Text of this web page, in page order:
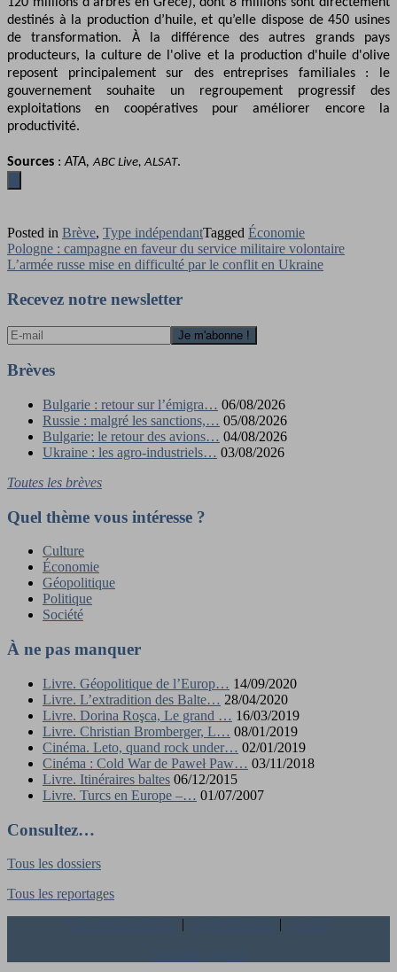
destinés à la production d’huile, et qu’elle dispose de 450 usines
de transformation. À la différence des autres grands pays
producteurs, la culture de l'olive et la production d'huile d'olive
reposent principalement sur des entreprises familiales : le
gouvernement souhaite un regroupement progressif des
exploitations en coopératives pour améliorer encore la
productivité.
Sources :ATA,ABC Live, ALSAT.
Posted in Brève, Type indépendantTagged Économie
Navigation
de
l’article
Pologne : campagne en faveur du service militaire volontaire
L’armée russe mise en difficulté par le conflit en Ukraine
Recevez notre newsletter
Brèves
Bulgarie : retour sur l’émigra… 06/08/2026
Russie : malgré les sanctions,… 05/08/2026
Bulgarie: le retour des avions… 04/08/2026
Ukraine : les agro-industriels… 03/08/2026
Toutes les brèves
Quel thème vous intéresse ?
Culture
Économie
Géopolitique
Politique
Société
À ne pas manquer
Livre. Géopolitique de l’Europ… 14/09/2020
Livre. L’extradition des Balte… 28/04/2020
Livre. Dorina Roşca, Le grand … 16/03/2019
Livre. Christian Bromberger, L… 08/01/2019
Cinéma. Leto, quand rock under… 02/01/2019
Cinéma : Cold War de Paweł Paw… 03/11/2018
Livre. Itinéraires baltes 06/12/2015
Livre. Turcs en Europe –… 01/07/2007
Consultez…
Tous les dossiers
Tous les reportages
| |